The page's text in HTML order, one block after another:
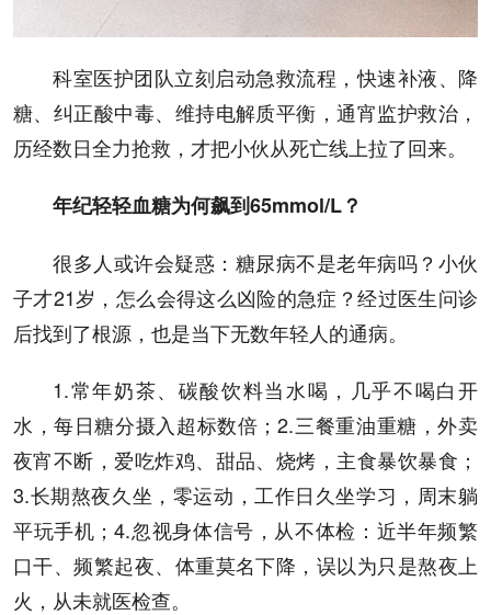
科室医护团队立刻启动急救流程，快速补液、降
糖、纠正酸中毒、维持电解质平衡，通宵监护救治，
历经数日全力抢救，才把小伙从死亡线上拉了回来。
年纪轻轻血糖为何飙到65mmol/L？
很多人或许会疑惑：糖尿病不是老年病吗？小伙
子才21岁，怎么会得这么凶险的急症？经过医生问诊
后找到了根源，也是当下无数年轻人的通病。
1.常年奶茶、碳酸饮料当水喝，几乎不喝白开
水，每日糖分摄入超标数倍；2.三餐重油重糖，外卖
夜宵不断，爱吃炸鸡、甜品、烧烤，主食暴饮暴食；
3.长期熬夜久坐，零运动，工作日久坐学习，周末躺
平玩手机；4.忽视身体信号，从不体检：近半年频繁
口干、频繁起夜、体重莫名下降，误以为只是熬夜上
火，从未就医检查。